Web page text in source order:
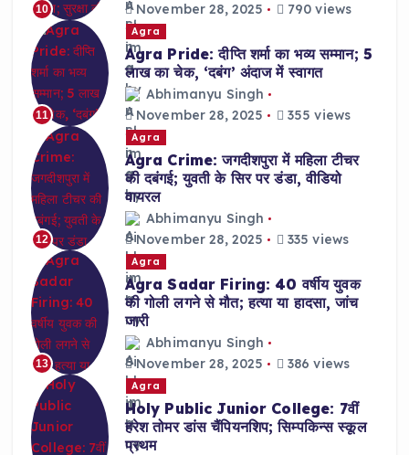
10
November 28, 2025
790 views
11
Agra
Agra Pride: दीप्ति शर्मा का भव्य सम्मान; 5
लाख का चेक, ‘दबंग’ अंदाज में स्वागत
Abhimanyu Singh
November 28, 2025
355 views
12
Agra
Agra Crime: जगदीशपुरा में महिला टीचर
की दबंगई; युवती के सिर पर डंडा, वीडियो
वायरल
Abhimanyu Singh
November 28, 2025
335 views
13
Agra
Agra Sadar Firing: 40 वर्षीय युवक
की गोली लगने से मौत; हत्या या हादसा, जांच
जारी
Abhimanyu Singh
November 28, 2025
386 views
Agra
Holy Public Junior College: 7वीं
हरेश तोमर डांस चैंपियनशिप; सिम्पकिन्स स्कूल
प्रथम